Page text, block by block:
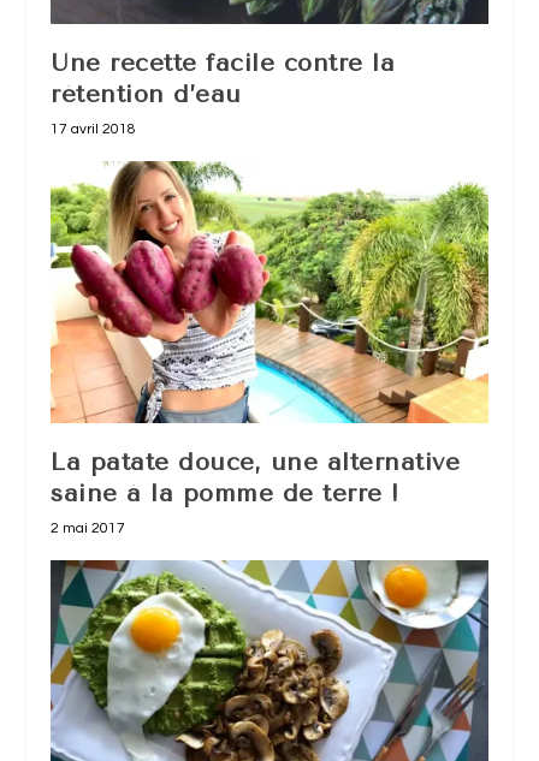
Une recette facile contre la
rétention d’eau
17 avril 2018
La patate douce, une alternative
saine à la pomme de terre !
2 mai 2017